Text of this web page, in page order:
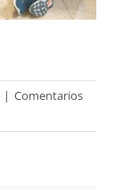
| Comentarios